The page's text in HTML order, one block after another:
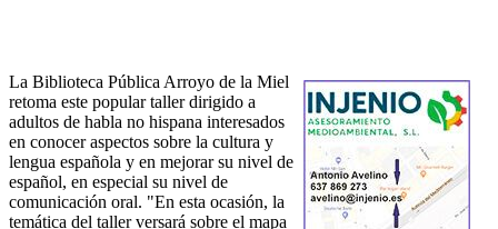
La Biblioteca Pública Arroyo de la Miel
retoma este popular taller dirigido a
adultos de habla no hispana interesados
en conocer aspectos sobre la cultura y
lengua española y en mejorar su nivel de
español, en especial su nivel de
comunicación oral. "En esta ocasión, la
temática del taller versará sobre el mapa